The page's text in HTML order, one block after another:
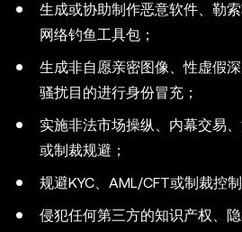
生成或协助制作恶意软件、勒
网络钓鱼工具包；
生成非自愿亲密图像、性虚假
骚扰目的进行身份冒充；
实施非法市场操纵、内幕交易
或制裁规避；
规避KYC、AML/CFT或制裁控制
侵犯任何第三方的知识产权、